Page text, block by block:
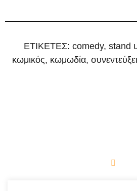
ΕΤΙΚΕΤΕΣ: comedy, stand
κωμικός, κωμωδία,